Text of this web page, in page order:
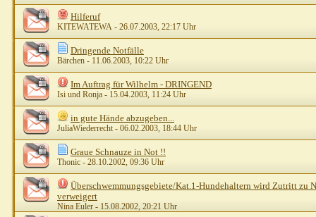
Hilferuf
KITEWATEWA - 26.07.2003, 22:17 Uhr
Dringende Notfälle
Bärchen - 11.06.2003, 10:22 Uhr
Im Auftrag für Wilhelm - DRINGEND
Isi und Ronja - 15.04.2003, 11:24 Uhr
in gute Hände abzugeben...
JuliaWiederrecht- 06.02.2003, 18:44 Uhr
Graue Schnauze in Not !!
Thonic - 28.10.2002, 09:36 Uhr
Überschwemmungsgebiete/Kat.1-Hundehaltern wird Zutritt zu
verweigert
Nina Euler - 15.08.2002, 20:21 Uhr